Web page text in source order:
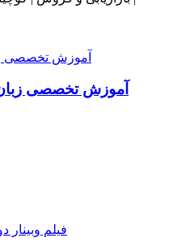
آموزش تخصصی زبان